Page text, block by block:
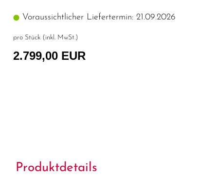
Voraussichtlicher Liefertermin: 21.09.2026
pro Stück (inkl. MwSt.)
2.799,00 EUR
Produktdetails